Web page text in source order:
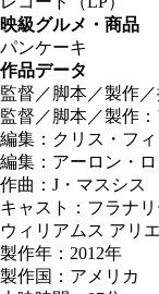
映級グルメ・商品
パンケーキ
作品データ
監督／脚本／製作
監督／脚本／製作
編集：クリス・フ
編集：アーロン・
作曲：J・マスシス
キャスト：フラナ
ウィリアムス アリ
製作年：2012年
製作国：アメリカ